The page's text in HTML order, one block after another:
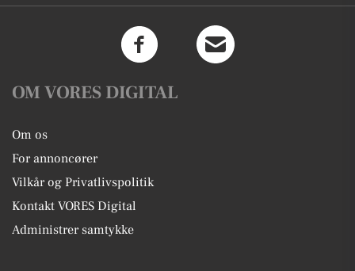
OM VORES DIGITAL
Om os
For annoncører
Vilkår og Privatlivspolitik
Kontakt VORES Digital
Administrer samtykke